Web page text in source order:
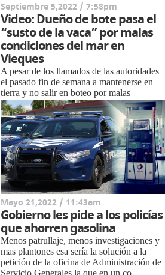
Septiembre 5,2022 / 7:58pm
Video: Dueño de bote pasa el
“susto de la vaca” por malas
condiciones del mar en
Vieques
A pesar de los llamados de las autoridades
el pasado fin de semana a mantenerse en
tierra y no salir en boteo por malas
condiciones debido al paso de la tormenta
cercana a Puerto Rico, son ...
Mayo 21,2022 / 11:43am
Gobierno les pide a los policías
que ahorren gasolina
Menos patrullaje, menos investigaciones y
mas plantones esa sería la solución a la
petición de la oficina de Administración de